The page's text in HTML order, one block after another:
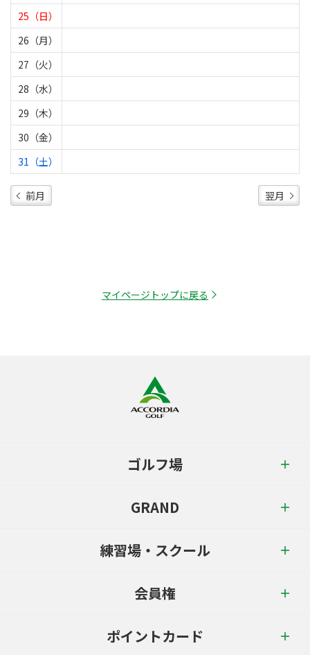
25（日）
26（月）
27（火）
28（水）
29（木）
30（金）
31（土）
前月 翌月
マイページトップに戻る
ゴルフ場
GRAND
練習場・スクール
会員権
ポイントカード